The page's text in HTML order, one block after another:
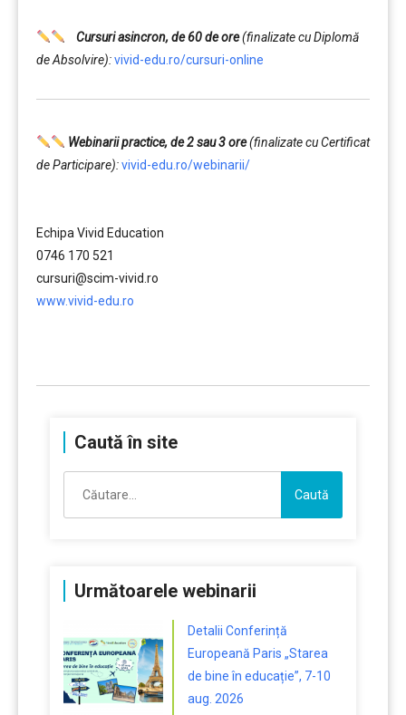
Cursuri asincron, de 60 de ore(finalizate cu Diplomă
de Absolvire):vivid-edu.ro/cursuri-online
Webinarii practice, de 2 sau 3 ore(finalizate cu Certificat
de Participare):vivid-edu.ro/webinarii/
Echipa Vivid Education
0746 170 521
cursuri@scim-vivid.ro
www.vivid-edu.ro
Caută în site
după:
Următoarele webinarii
Detalii Conferință
Europeană Paris „Starea
de bine în educație”, 7-10
aug. 2026